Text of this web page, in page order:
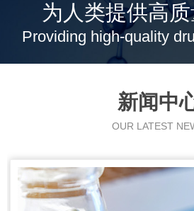
为人类提供高
Providing high-quality
新闻中
OUR LATEST